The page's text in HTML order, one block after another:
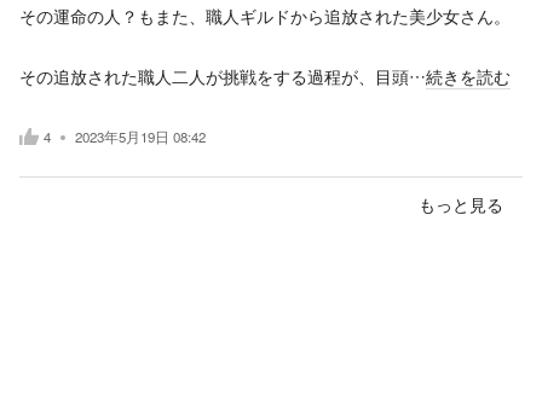
その運命の人？もまた、職人ギルドから追放された美少女さん。
その追放された職人二人が挑戦をする過程が、目頭…続きを読む
4 2023年5月19日 08:42
もっと見る